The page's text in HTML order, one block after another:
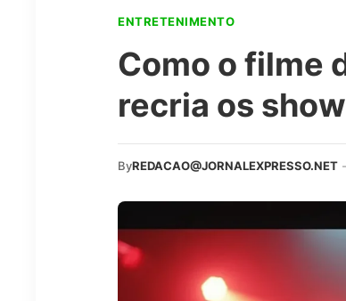
ENTRETENIMENTO
Como o filme
recria os
ByREDACAO@JORNALEXPRESSO.NET